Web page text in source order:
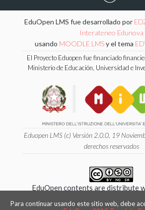
EduOpen LMS fue desarrollado por
Interateneo Edunova
usando MOODLE LMSy el tema
El Proyecto Eduopen fue financiado
Ministerio de Educación, Universidad e
Eduopen LMS (c) Versión 2.0.0, 19
derechos reservados
EduOpen contents are distribute
Commons 4.0
Para continuar usando este sitio web, debe